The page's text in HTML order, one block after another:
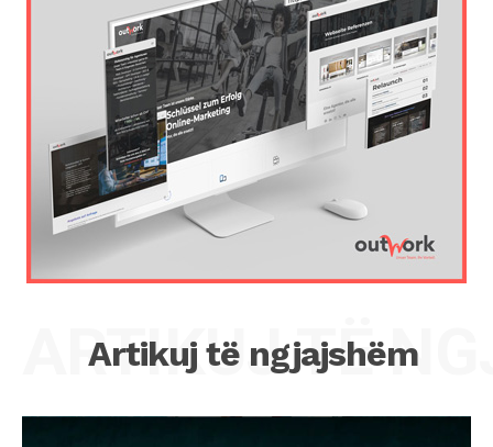
Artikuj të ngjajshëm
ARTIKUJ TË